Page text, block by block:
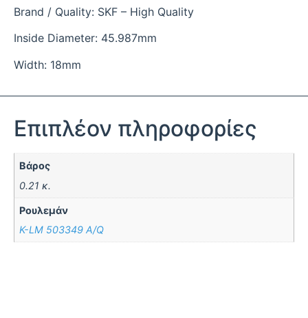
Brand / Quality: SKF – High Quality
Inside Diameter: 45.987mm
Width: 18mm
Επιπλέον πληροφορίες
Βάρος
0.21 κ.
Ρουλεμάν
K-LM 503349 A/Q